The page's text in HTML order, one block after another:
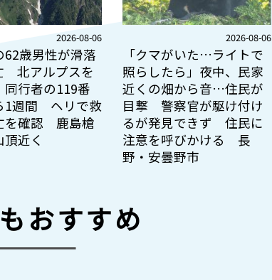
2026-08-06
62歳男性が滑落
北アルプスを
行者の119番
1週間 ヘリで救
を確認 鹿島槍
近く
2026-08-06
「クマがいた…ライトで
照らしたら」夜中、民家
近くの畑から音…住民が
目撃 警察官が駆け付け
るが発見できず 住民に
注意を呼びかける 長
野・安曇野市
おすすめ